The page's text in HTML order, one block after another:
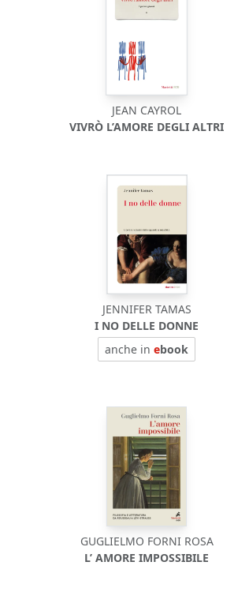
JEAN CAYROL
VIVRÒ L’AMORE DEGLI ALTRI
JENNIFER TAMAS
I NO DELLE DONNE
anche inebook
GUGLIELMO FORNI ROSA
L’ AMORE IMPOSSIBILE